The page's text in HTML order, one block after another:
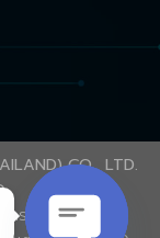
CO., LTD.
รองลิขสิทธิ์ตาม